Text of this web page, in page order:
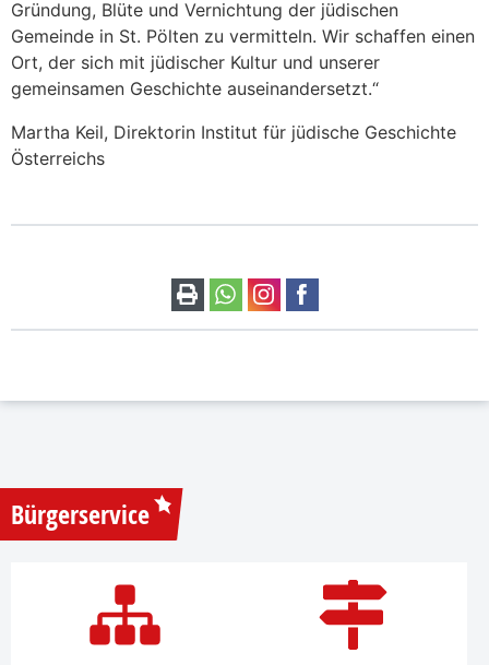
Gründung, Blüte und Vernichtung der jüdischen
Gemeinde in St. Pölten zu vermitteln. Wir schaffen einen
Ort, der sich mit jüdischer Kultur und unserer
gemeinsamen Geschichte auseinandersetzt.“
Martha Keil, Direktorin Institut für jüdische Geschichte
Österreichs
Bürgerservice